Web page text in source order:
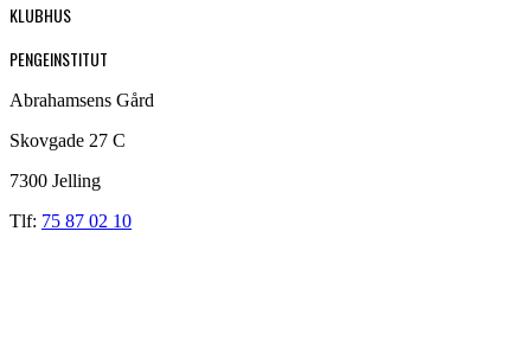
KLUBHUS
PENGEINSTITUT
Abrahamsens Gård
Skovgade 27 C
7300 Jelling
Tlf: 75 87 02 10